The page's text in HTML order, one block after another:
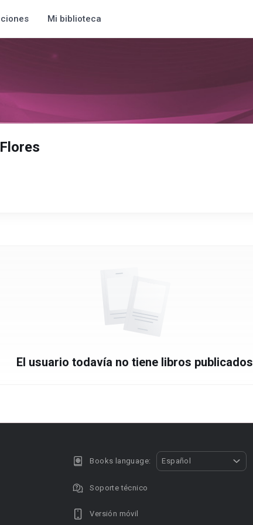
Mi biblioteca
El usuario todavía no tiene libros publicados
Books language: Español
Soporte técnico
Versión móvil